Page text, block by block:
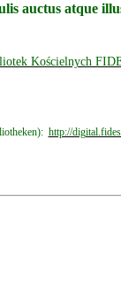
auctus atque
Kościelnych
http://